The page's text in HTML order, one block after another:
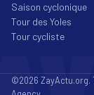
Saison cyclonique
Tour des Yoles
Tour cycliste
©2026 ZayActu.org.